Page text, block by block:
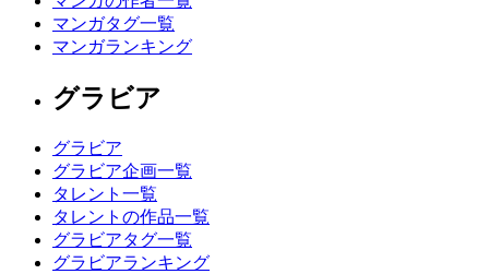
マンガタグ一覧
マンガランキング
グラビア
グラビア
グラビア企画一覧
タレント一覧
タレントの作品一覧
グラビアタグ一覧
グラビアランキング